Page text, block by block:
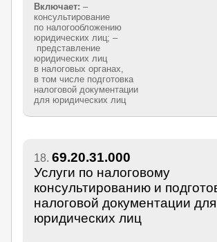
Включает: –
консультирование
по налогообложению
юридических лиц; –
представление
юридических лиц
в налоговых органах,
в том числе подготовка
налоговой документации
для юридических лиц
18. 69.20.31.000
Услуги по налоговому
консультированию и
налоговой документации для
юридических лиц